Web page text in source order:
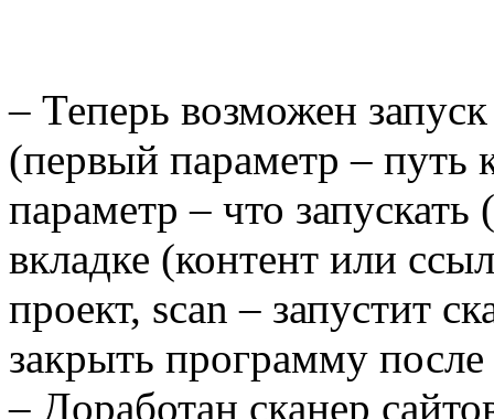
– Теперь возможен
(первый параметр – путь
параметр – что запускать
вкладке (контент или
проект, scan – запустит
закрыть программу
– Доработан сканер